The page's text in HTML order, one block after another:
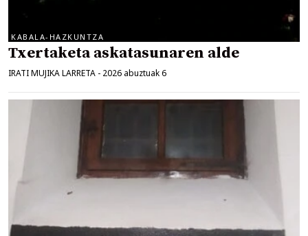
KABALA-HAZKUNTZA
Txertaketa askatasunaren alde
IRATI MUJIKA LARRETA - 2026 abuztuak 6